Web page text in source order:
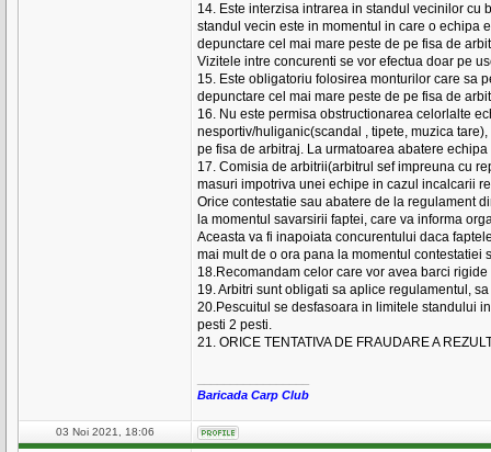
14. Este interzisa intrarea in standul vecinilor cu
standul vecin este in momentul in care o echipa
depunctare cel mai mare peste de pe fisa de
Vizitele intre concurenti se vor efectua doar pe
15. Este obligatoriu folosirea monturilor care sa
depunctare cel mai mare peste de pe fisa de
16. Nu este permisa obstructionarea celorlalte
nesportiv/huliganic(scandal , tipete, muzica
pe fisa de arbitraj. La urmatoarea abatere
17. Comisia de arbitrii(arbitrul sef impreuna cu
masuri impotriva unei echipe in cazul incalcarii
Orice contestatie sau abatere de la regulament
la momentul savarsirii faptei, care va informa
Aceasta va fi inapoiata concurentului daca
mai mult de o ora pana la momentul contestatiei
18.Recomandam celor care vor avea barci
19. Arbitri sunt obligati sa aplice regulamentul,
20.Pescuitul se desfasoara in limitele standului
pesti 2 pesti.
21. ORICE TENTATIVA DE FRAUDARE A
Baricada Carp Club
03 Noi 2021, 18:06